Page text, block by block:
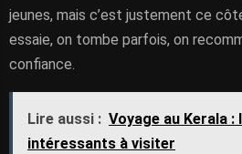
jeunes, mais c’est justement ce
essaie, on tombe parfois, on
confiance.
Lire aussi : Voyage au Kerala :
intéressants à visiter